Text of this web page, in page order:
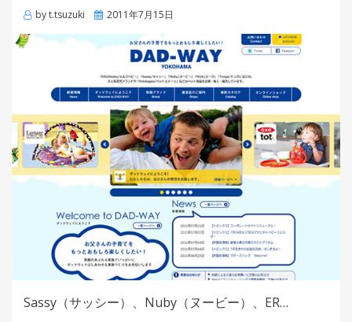
byt.tsuzuki
Posted
2011年7月15日
Sassy（サッシー）、Nuby（ヌービー）、ER…